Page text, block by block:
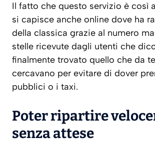
Il fatto che questo servizio è così
si capisce anche online dove ha
della classica grazie al numero
stelle ricevute dagli utenti che
finalmente trovato quello che da
cercavano per evitare di dover
pubblici o i taxi.
Poter ripartire
senza attese